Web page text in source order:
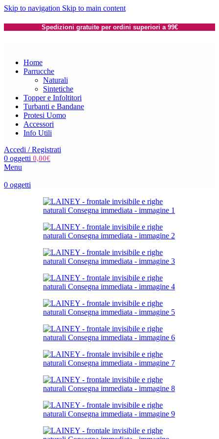
Skip to navigation Skip to main content
Spedizioni gratuite per ordini superiori a 99€
Home
Parrucche
Naturali
Sintetiche
Topper e Infoltitori
Turbanti e Bandane
Protesi Uomo
Accessori
Info Utili
Accedi / Registrati
0 oggetti 0,00€
Menu
0 oggetti